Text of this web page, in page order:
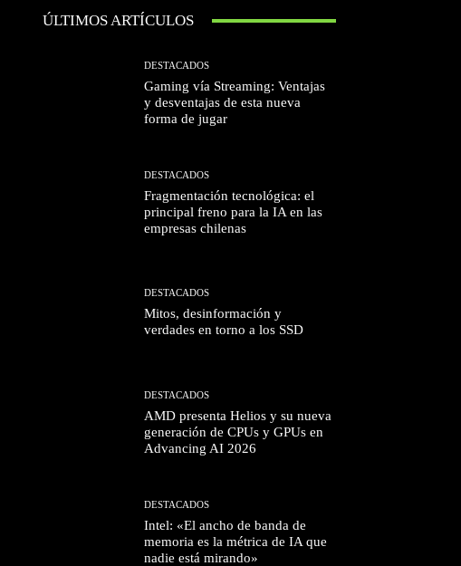
ÚLTIMOS ARTÍCULOS
DESTACADOS
Gaming vía Streaming: Ventajas
y desventajas de esta nueva
forma de jugar
DESTACADOS
Fragmentación tecnológica: el
principal freno para la IA en las
empresas chilenas
DESTACADOS
Mitos, desinformación y
verdades en torno a los SSD
DESTACADOS
AMD presenta Helios y su nueva
generación de CPUs y GPUs en
Advancing AI 2026
DESTACADOS
Intel: «El ancho de banda de
memoria es la métrica de IA que
nadie está mirando»